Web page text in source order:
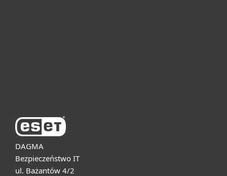
DAGMA
Bezpieczeństwo IT
ul. Bażantów 4/2